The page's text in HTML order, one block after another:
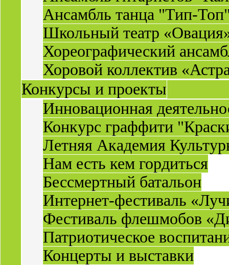
Ансамбль танца "Тип-
Школьный театр
Хореографический
Хоровой коллектив
Конкурсы и проекты
Инновационная
Конкурс граффити
Летняя Академия
Нам есть кем гордиться
Бессмертный батальон
Интернет-фестиваль
Фестиваль флешмобов
Патриотическое
Концерты и выставки